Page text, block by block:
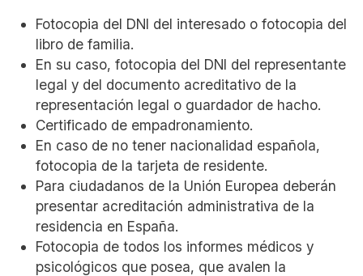
Fotocopia del DNI del interesado o fotocopia del
libro de familia.
En su caso, fotocopia del DNI del representante
legal y del documento acreditativo de la
representación legal o guardador de hacho.
Certificado de empadronamiento.
En caso de no tener nacionalidad española,
fotocopia de la tarjeta de residente.
Para ciudadanos de la Unión Europea deberán
presentar acreditación administrativa de la
residencia en España.
Fotocopia de todos los informes médicos y
psicológicos que posea, que avalen la